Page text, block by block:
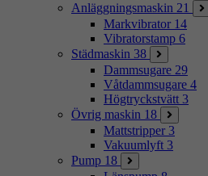
Anläggningsmaskin 21
Markvibrator 14
Vibratorstamp 6
Städmaskin 38
Dammsugare 29
Våtdammsugare 4
Högtryckstvätt 3
Övrig maskin 18
Mattstripper 3
Vakuumlyft 3
Pump 18